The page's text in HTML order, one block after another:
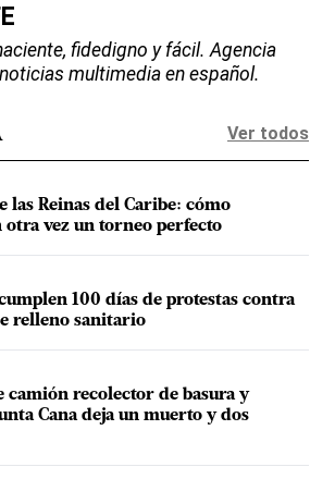
fidedigno y fácil. Agencia
multimedia en español.
Ver todos
las Reinas del Caribe: cómo
vez un torneo perfecto
100 días de protestas contra
relleno sanitario
camión recolector de basura y
Cana deja un muerto y dos